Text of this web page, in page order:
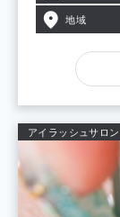
地域
アイラッシュサロン